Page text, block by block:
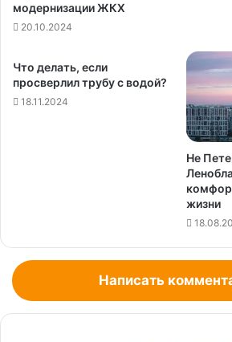
модернизации ЖКХ
20.10.2024
Что делать, если
просверлил трубу с водой?
18.11.2024
Не
жизни
Написать